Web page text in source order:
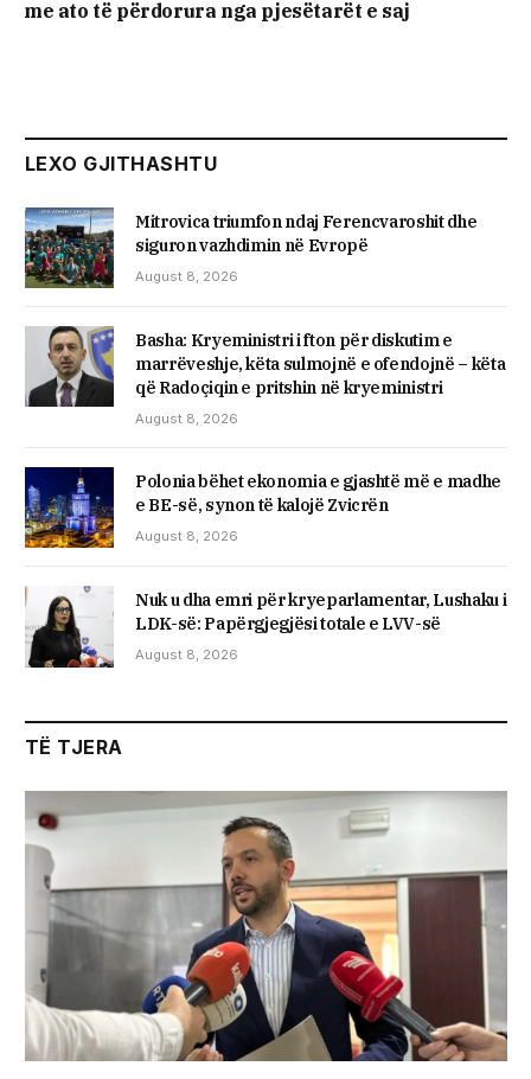
me ato të përdorura nga pjesëtarët e saj
LEXO GJITHASHTU
Mitrovica triumfon ndaj Ferencvaroshit dhe
siguron vazhdimin në Evropë
August 8, 2026
Basha: Kryeministri i fton për diskutim e
marrëveshje, këta sulmojnë e ofendojnë – këta
që Radoçiqin e pritshin në kryeministri
August 8, 2026
Polonia bëhet ekonomia e gjashtë më e madhe
e BE-së, synon të kalojë Zvicrën
August 8, 2026
Nuk u dha emri për kryeparlamentar, Lushaku i
LDK-së: Papërgjegjësi totale e LVV-së
August 8, 2026
TË TJERA